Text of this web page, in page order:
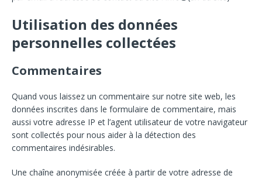
Utilisation des données
personnelles collectées
Commentaires
Quand vous laissez un commentaire sur notre site web, les
données inscrites dans le formulaire de commentaire, mais
aussi votre adresse IP et l’agent utilisateur de votre navigateur
sont collectés pour nous aider à la détection des
commentaires indésirables.
Une chaîne anonymisée créée à partir de votre adresse de